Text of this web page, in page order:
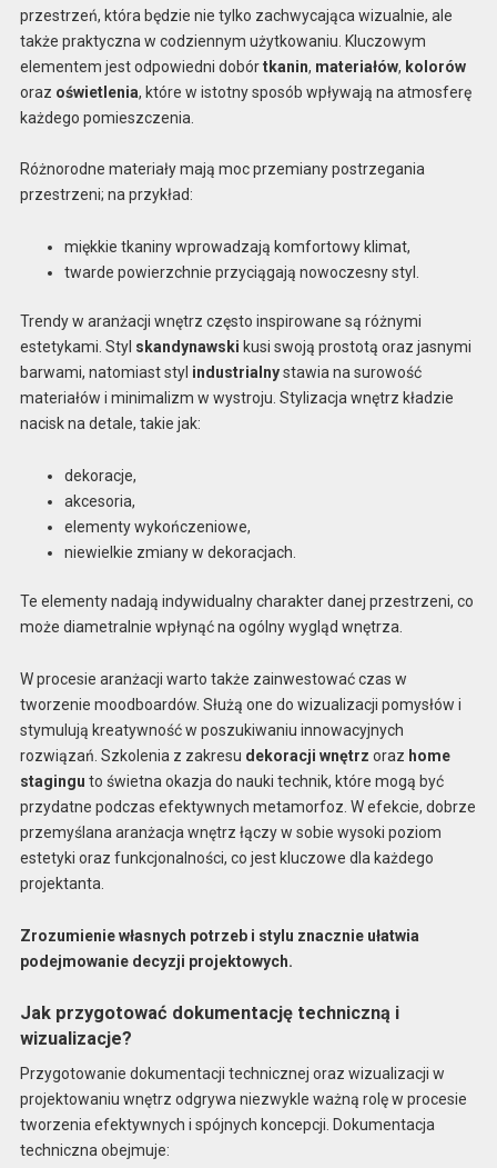
przestrzeń, która będzie nie tylko zachwycająca wizualnie, ale
także praktyczna w codziennym użytkowaniu. Kluczowym
elementem jest odpowiedni dobórtkanin, materiałów, kolorów
oraz oświetlenia, które w istotny sposób wpływają na atmosferę
każdego pomieszczenia.
Różnorodne materiały mają moc przemiany postrzegania
przestrzeni; na przykład:
miękkie tkaniny wprowadzają komfortowy klimat,
twarde powierzchnie przyciągają nowoczesny styl.
Trendy w aranżacji wnętrz często inspirowane są różnymi
estetykami. Styl skandynawski kusi swoją prostotą oraz jasnymi
barwami, natomiast styl industrialnystawia na surowość
materiałów i minimalizm w wystroju. Stylizacja wnętrz kładzie
nacisk na detale, takie jak:
dekoracje,
akcesoria,
elementy wykończeniowe,
niewielkie zmiany w dekoracjach.
Te elementy nadają indywidualny charakter danej przestrzeni, co
może diametralnie wpłynąć na ogólny wygląd wnętrza.
W procesie aranżacji warto także zainwestować czas w
tworzenie moodboardów. Służą one do wizualizacji pomysłów i
stymulują kreatywność w poszukiwaniu innowacyjnych
rozwiązań. Szkolenia z zakresu dekoracji wnętrz oraz home
stagingu to świetna okazja do nauki technik, które mogą być
przydatne podczas efektywnych metamorfoz. W efekcie, dobrze
przemyślana aranżacja wnętrz łączy w sobie wysoki poziom
estetyki oraz funkcjonalności, co jest kluczowe dla każdego
projektanta.
Zrozumienie własnych potrzeb i stylu znacznie ułatwia
podejmowanie decyzji projektowych.
Jak przygotować dokumentację techniczną i
wizualizacje?
Przygotowanie dokumentacji technicznej oraz wizualizacji w
projektowaniu wnętrz odgrywa niezwykle ważną rolę w procesie
tworzenia efektywnych i spójnych koncepcji. Dokumentacja
techniczna obejmuje: